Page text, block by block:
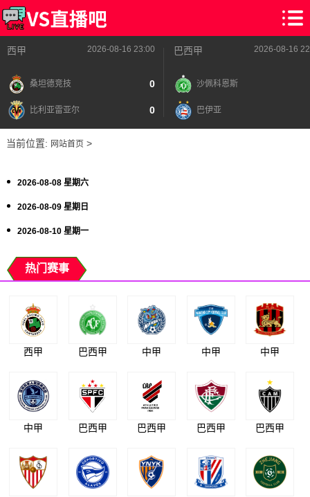
西甲 2026-08-16 23:00
桑坦德竞技 0
比利亚雷亚尔 0
巴西甲 2026-08-16
沙佩科恩斯
巴伊亚
当前位置: 网站首页>
2026-08-08 星期六
2026-08-09 星期日
2026-08-10 星期一
热门赛事
西甲 巴西甲 中甲 中甲 中甲
中甲 巴西甲 巴西甲 巴西甲 巴西甲